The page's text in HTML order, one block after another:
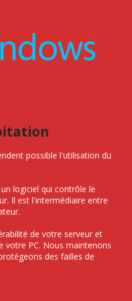
possible l'utilisation du
logiciel qui contrôle le
Il est l'intermédiaire entre
de votre serveur et
votre PC. Nous maintenons
des failles de